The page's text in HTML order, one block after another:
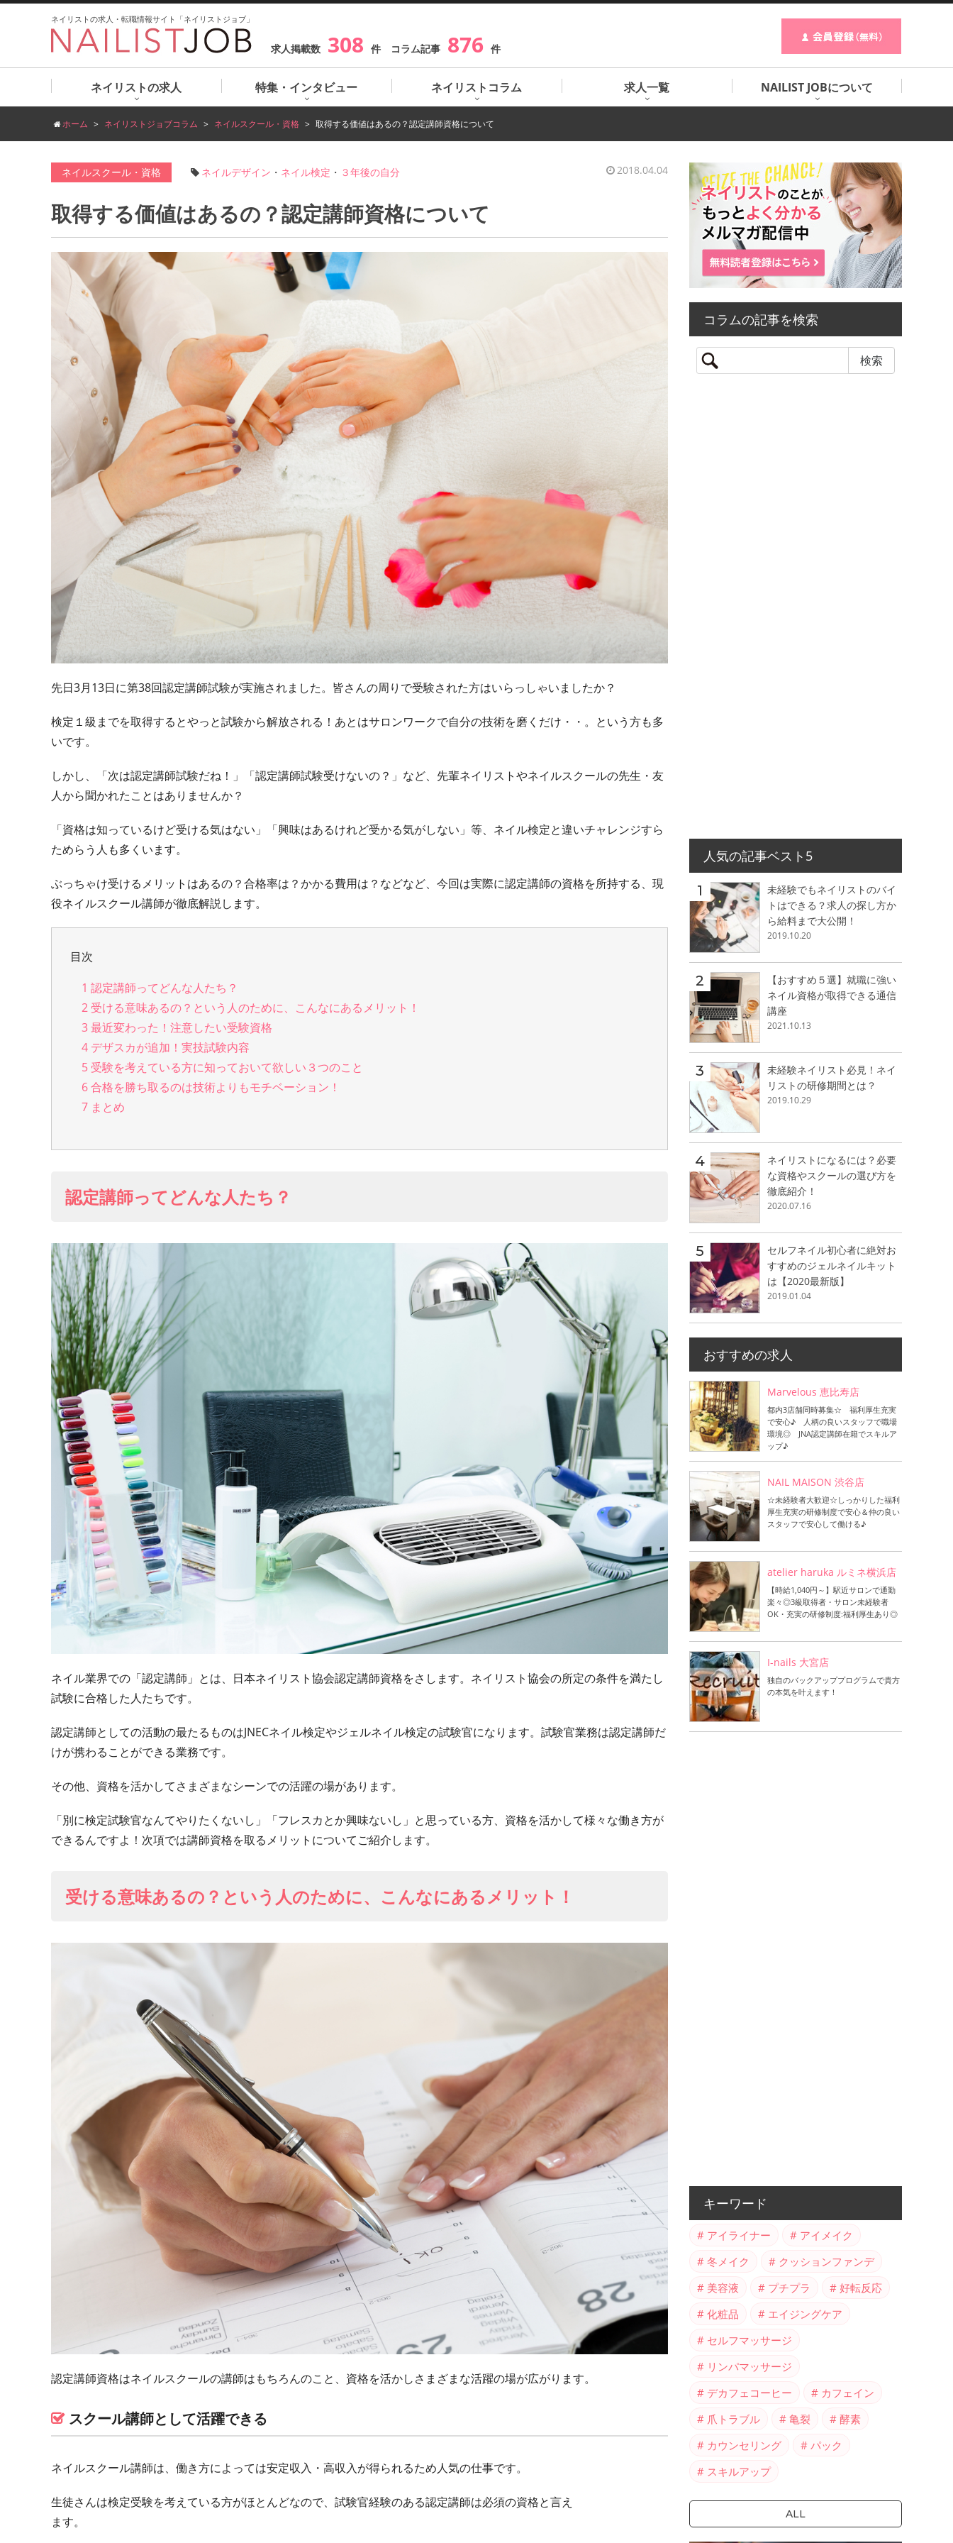
ネイリストの求人・転職情報サイト「ネイリストジョブ」
求人掲載数 308 件 コラム記事 876 件
ネイリストの求人 特集・インタビュー ネイリストコラム 求人一覧 NAILIST JOBについて
ホーム ネイリストジョブコラム ネイルスクール・資格 取得する価値はあるの？認定講師資格について
ネイルスクール・資格 ネイルデザイン ・ ネイル検定 ・ ３年後の自分 2018.04.04
取得する価値はあるの？認定講師資格について
先日3月13日に第38回認定講師試験が実施されました。皆さんの周りで受験された方はいらっしゃいましたか？
検定１級までを取得するとやっと試験から解放される！あとはサロンワークで自分の技術を磨くだけ・・。という方も多
いです。
しかし、「次は認定講師試験だね！」「認定講師試験受けないの？」など、先輩ネイリストやネイルスクールの先生・友
人から聞かれたことはありませんか？
「資格は知っているけど受ける気はない」「興味はあるけれど受かる気がしない」等、ネイル検定と違いチャレンジすら
ためらう人も多くいます。
ぶっちゃけ受けるメリットはあるの？合格率は？かかる費用は？などなど、今回は実際に認定講師の資格を所持する、現
役ネイルスクール講師が徹底解説します。
目次
1 認定講師ってどんな人たち？
2 受ける意味あるの？という人のために、こんなにあるメリット！
3最近変わった！注意したい受験資格
4 デザスカが追加！実技試験内容
5 受験を考えている方に知っておいて欲しい３つのこと
6合格を勝ち取るのは技術よりもモチベーション！
7 まとめ
認定講師ってどんな人たち？
ネイル業界での「認定講師」とは、日本ネイリスト協会認定講師資格をさします。ネイリスト協会の所定の条件を満たし
試験に合格した人たちです。
認定講師としての活動の最たるものはJNECネイル検定やジェルネイル検定の試験官になります。試験官業務は認定講師だ
けが携わることができる業務です。
その他、資格を活かしてさまざまなシーンでの活躍の場があります。
「別に検定試験官なんてやりたくないし」「フレスカとか興味ないし」と思っている方、資格を活かして様々な働き方が
できるんですよ！次項では講師資格を取るメリットについてご紹介します。
受ける意味あるの？という人のために、こんなにあるメリット！
認定講師資格はネイルスクールの講師はもちろんのこと、資格を活かしさまざまな活躍の場が広がります。
スクール講師として活躍できる
ネイルスクール講師は、働き方によっては安定収入・高収入が得られるため人気の仕事です。
生徒さんは検定受験を考えている方がほとんどなので、試験官経験のある認定講師は必須の資格と言え
ます。
コラムの記事を検索
人気の記事ベスト5
未経験でもネイリストのバイ
トはできる？求人の探し方か
ら給料まで大公開！
2019.10.20
【おすすめ５選】就職に強い
ネイル資格が取得できる通信
講座
2021.10.13
未経験ネイリスト必見！ネイ
リストの研修期間とは？
2019.10.29
ネイリストになるには？必要
な資格やスクールの選び方を
徹底紹介！
2020.07.16
セルフネイル初心者に絶対お
すすめのジェルネイルキット
は【2020最新版】
2019.01.04
おすすめの求人
Marvelous 恵比寿店
都内3店舗同時募集☆ 福利厚生充実
で安心♪ 人柄の良いスタッフで職場
環境◎ JNA認定講師在籍でスキルア
ップ♪
NAIL MAISON 渋谷店
☆未経験者大歓迎☆しっかりした福利
厚生充実の研修制度で安心＆仲の良い
スタッフで安心して働ける♪
atelier haruka ルミネ横浜店
【時給1,040円～】駅近サロンで通勤
楽々◎3級取得者・サロン未経験者
OK・充実の研修制度:福利厚生あり◎
I-nails 大宮店
独自のバックアッププログラムで貴方
の本気を叶えます！
キーワード
アイライナー
アイメイク
冬メイク
クッションファンデ
美容液
プチプラ
好転反応
化粧品
エイジングケア
セルフマッサージ
リンパマッサージ
デカフェコーヒー
カフェイン
爪トラブル
亀裂
酵素
カウンセリング
パック
スキルアップ
ALL